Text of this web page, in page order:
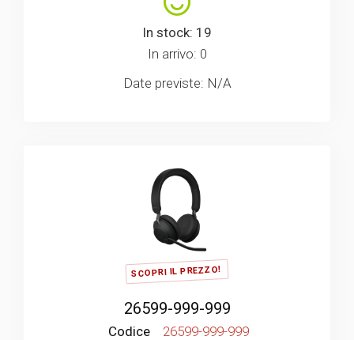
In stock: 19
In arrivo: 0
Date previste: N/A
SCOPRI IL PREZZO!
26599-999-999
Codice
26599-999-999